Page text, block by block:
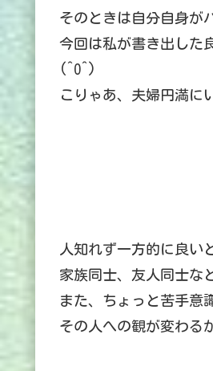
そのときは自分自身が
今回は私が書き出した
(^O^)
こりゃあ、夫婦円満に
人知れず一方的に良い
家族同士、友人同士な
また、ちょっと苦手意
その人への観が変わる